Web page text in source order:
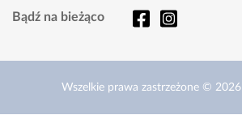
Bądź na bieżąco
Wszelkie prawa zastrzeżone © 2026